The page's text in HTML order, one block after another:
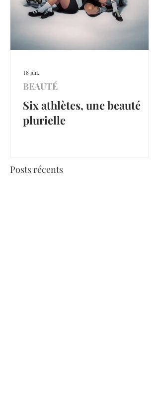
Six athlètes, une beauté
plurielle
BEAUTÉ
18 juil.
Posts récents